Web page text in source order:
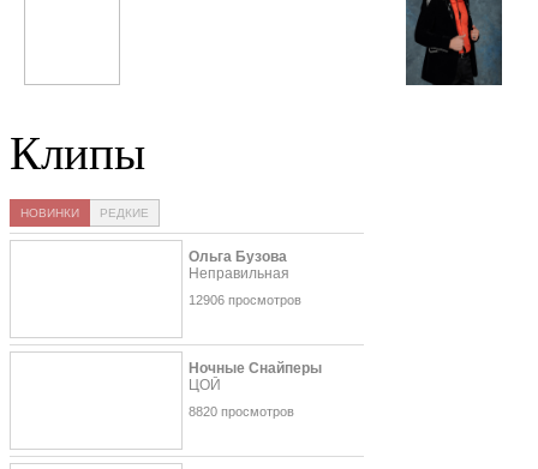
Клипы
НОВИНКИ РЕДКИЕ
Ольга Бузова
Неправильная
12906 просмотров
Ночные Снайперы
ЦОЙ
8820 просмотров